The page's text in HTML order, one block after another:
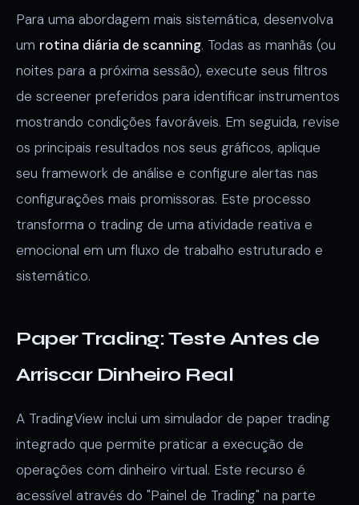
Para uma abordagem mais sistemática, desenvolva
um rotina diária de scanning. Todas as manhãs (ou
noites para a próxima sessão), execute seus filtros
de screener preferidos para identificar instrumentos
mostrando condições favoráveis. Em seguida, revise
os principais resultados nos seus gráficos, aplique
seu framework de análise e configure alertas nas
configurações mais promissoras. Este processo
transforma o trading de uma atividade reativa e
emocional em um fluxo de trabalho estruturado e
sistemático.
Paper Trading: Teste Antes de
Arriscar Dinheiro Real
A TradingView inclui um simulador de paper trading
integrado que permite praticar a execução de
operações com dinheiro virtual. Este recurso é
acessível através do "Painel de Trading" na parte